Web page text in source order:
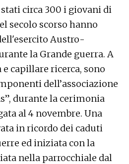
stati circa 300 i giovani di
secolo scorso hanno
Austro-
la Grande guerra. A
capillare ricerca, sono
dell’associazione
durante la cerimonia
al 4 novembre. Una
in ricordo dei caduti
ed iniziata con la
nella parrocchiale dal